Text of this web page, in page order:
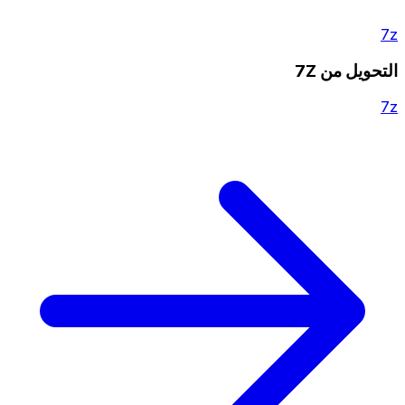
7z
التحويل من 7Z
7z